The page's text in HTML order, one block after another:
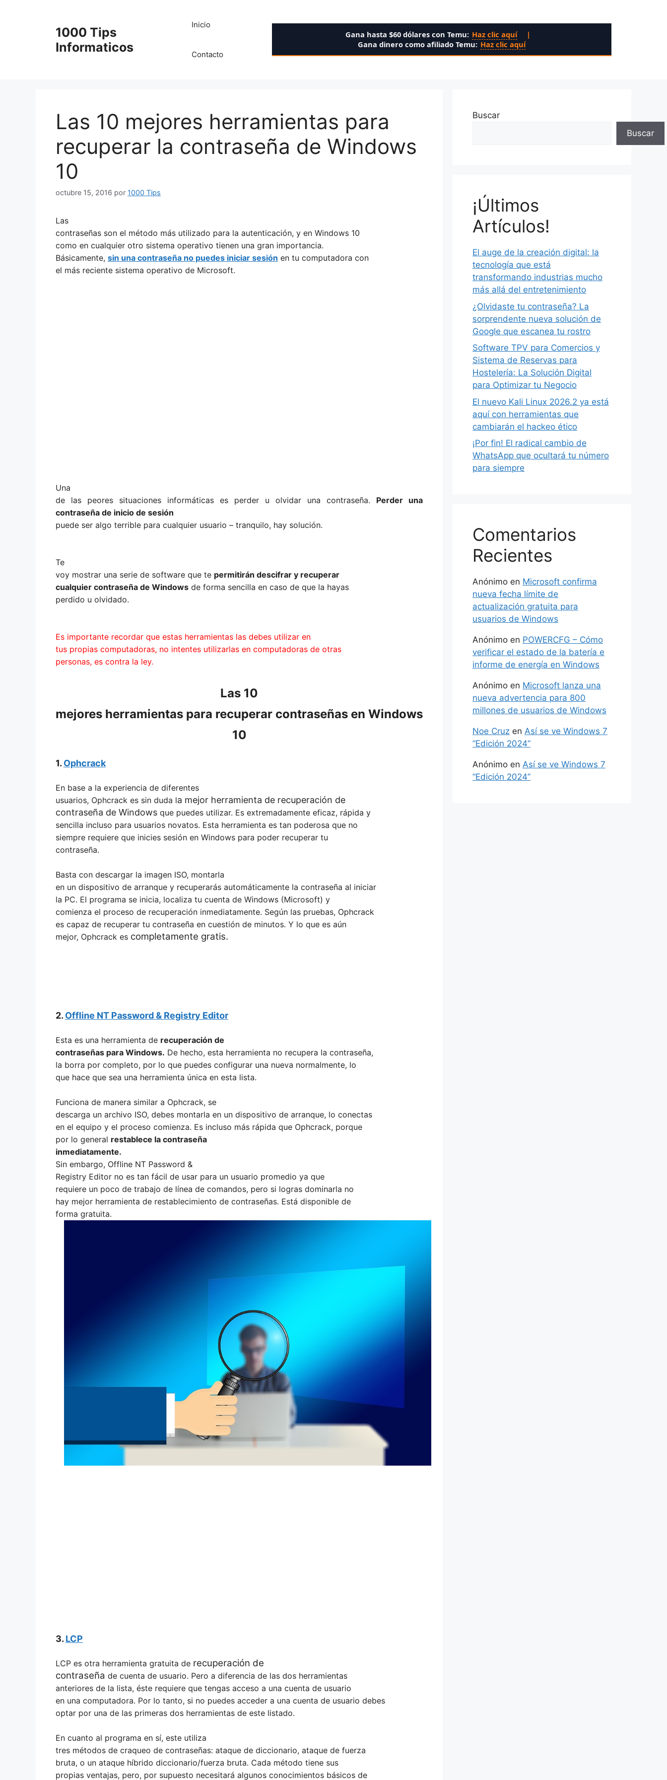
1000 Tips
Informaticos
Inicio
Contacto
Gana hasta $60 dólares con Temu: Haz clic aquí
|
Gana dinero como afiliado Temu: Haz clic aquí
Las 10 mejores herramientas para
recuperar la contraseña de Windows
10
octubre 15, 2016 por 1000 Tips
Las
contraseñas son el método más utilizado para la autenticación, y en Windows 10
como en cualquier otro sistema operativo tienen una gran importancia.
Básicamente, sin una contraseña no puedes iniciar sesión en tu computadora con
el más reciente sistema operativo de Microsoft.
Una
de las peores situaciones informáticas es perder u olvidar una contraseña. Perder una
contraseña de inicio de sesión
puede ser algo terrible para cualquier usuario – tranquilo, hay solución.
Te
voy mostrar una serie de software que te permitirán descifrar y recuperar
cualquier contraseña de Windows de forma sencilla en caso de que la hayas
perdido u olvidado.
Es importante recordar que estas herramientas las debes utilizar en
tus propias computadoras, no intentes utilizarlas en computadoras de otras
personas, es contra la ley.
Las 10
mejores herramientas para recuperar contraseñas en Windows
10
1. Ophcrack
En base a la experiencia de diferentes
usuarios, Ophcrack es sin duda la mejor herramienta de recuperación de
contraseña de Windows que puedes utilizar. Es extremadamente eficaz, rápida y
sencilla incluso para usuarios novatos. Esta herramienta es tan poderosa que no
siempre requiere que inicies sesión en Windows para poder recuperar tu
contraseña.
Basta con descargar la imagen ISO, montarla
en un dispositivo de arranque y recuperarás automáticamente la contraseña al iniciar
la PC. El programa se inicia, localiza tu cuenta de Windows (Microsoft) y
comienza el proceso de recuperación inmediatamente. Según las pruebas, Ophcrack
es capaz de recuperar tu contraseña en cuestión de minutos. Y lo que es aún
mejor, Ophcrack es completamente gratis.
2. Offline NT Password & Registry Editor
Esta es una herramienta de recuperación de
contraseñas para Windows. De hecho, esta herramienta no recupera la contraseña,
la borra por completo, por lo que puedes configurar una nueva normalmente, lo
que hace que sea una herramienta única en esta lista.
Funciona de manera similar a Ophcrack, se
descarga un archivo ISO, debes montarla en un dispositivo de arranque, lo conectas
en el equipo y el proceso comienza. Es incluso más rápida que Ophcrack, porque
por lo general restablece la contraseña
inmediatamente.
Sin embargo, Offline NT Password &
Registry Editor no es tan fácil de usar para un usuario promedio ya que
requiere un poco de trabajo de línea de comandos, pero si logras dominarla no
hay mejor herramienta de restablecimiento de contraseñas. Está disponible de
forma gratuita.
3. LCP
LCP es otra herramienta gratuita de recuperación de
contraseña de cuenta de usuario. Pero a diferencia de las dos herramientas
anteriores de la lista, éste requiere que tengas acceso a una cuenta de usuario
en una computadora. Por lo tanto, si no puedes acceder a una cuenta de usuario debes
optar por una de las primeras dos herramientas de este listado.
En cuanto al programa en sí, este utiliza
tres métodos de craqueo de contraseñas: ataque de diccionario, ataque de fuerza
bruta, o un ataque híbrido diccionario/fuerza bruta. Cada método tiene sus
propias ventajas, pero, por supuesto necesitará algunos conocimientos básicos de
Buscar
Buscar
¡Últimos
Artículos!
El auge de la creación digital: la
tecnología que está
transformando industrias mucho
más allá del entretenimiento
¿Olvidaste tu contraseña? La
sorprendente nueva solución de
Google que escanea tu rostro
Software TPV para Comercios y
Sistema de Reservas para
Hostelería: La Solución Digital
para Optimizar tu Negocio
El nuevo Kali Linux 2026.2 ya está
aquí con herramientas que
cambiarán el hackeo ético
¡Por fin! El radical cambio de
WhatsApp que ocultará tu número
para siempre
Comentarios
Recientes
Anónimo en Microsoft confirma
nueva fecha límite de
actualización gratuita para
usuarios de Windows
Anónimo en POWERCFG – Cómo
verificar el estado de la batería e
informe de energía en Windows
Anónimo en Microsoft lanza una
nueva advertencia para 800
millones de usuarios de Windows
Noe Cruz en Así se ve Windows 7
“Edición 2024”
Anónimo en Así se ve Windows 7
“Edición 2024”